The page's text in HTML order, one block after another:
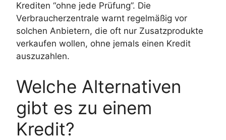
Krediten “ohne jede Prüfung”. Die
Verbraucherzentrale warnt regelmäßig vor
solchen Anbietern, die oft nur Zusatzprodukte
verkaufen wollen, ohne jemals einen Kredit
auszuzahlen.
Welche Alternativen
gibt es zu einem
Kredit?